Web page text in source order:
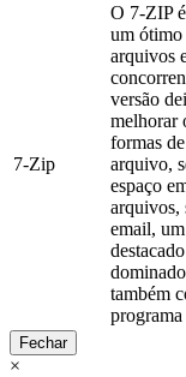
7-Zip
O 7-ZIP
um ótimo
arquivos
versão
melhorar
formas
arquivo,
espaço
arquivos,
email,
também
Fechar
×